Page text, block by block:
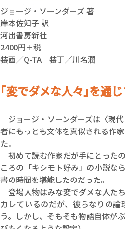
ジョージ・ソーンダーズ 著
岸本佐知子 訳
河出書房新社
2400円＋税
装画／Q-TA 装丁／川名潤
｢変でダメな人々｣を通
ジョージ・ソーンダーズは〈現
者にもっとも文体を真似される作
た。
初めて読む作家だが手にとった
ころの「キシモト好み」の小説な
書の時間を堪能したのだった。
登場人物はみな変でダメな人た
カレているのだが、彼らなりの
う。しかし、そもそも物語自体が